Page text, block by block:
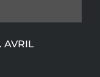
AVRIL